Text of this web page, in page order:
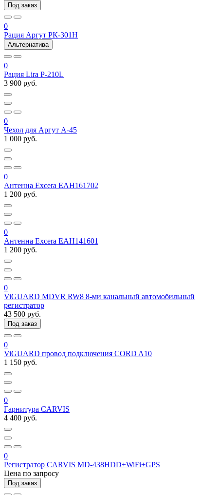
Под заказ
0
Рация Аргут РК-301Н
Альтернатива
0
Рация Lira P-210L
3 900 руб.
0
Чехол для Аргут А-45
1 000 руб.
0
Антенна Excera EAH161702
1 200 руб.
0
Антенна Excera EAH141601
1 200 руб.
0
ViGUARD MDVR RW8 8-ми канальный автомобильный
регистратор
43 500 руб.
Под заказ
0
ViGUARD провод подключения CORD A10
1 150 руб.
0
Гарнитура CARVIS
4 400 руб.
0
Регистратор CARVIS MD-438HDD+WiFi+GPS
Цена по запросу
Под заказ